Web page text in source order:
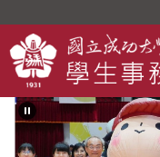
主
要
內
容